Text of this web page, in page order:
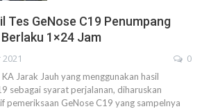
Tes GeNose C19 Penumpang
1×24 Jam
2021 0
Jarak Jauh yang menggunakan hasil
sebagai syarat perjalanan, diharuskan
pemeriksaan GeNose C19 yang sampelnya